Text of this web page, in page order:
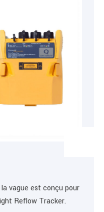
vague est conçu pour
Reflow Tracker.